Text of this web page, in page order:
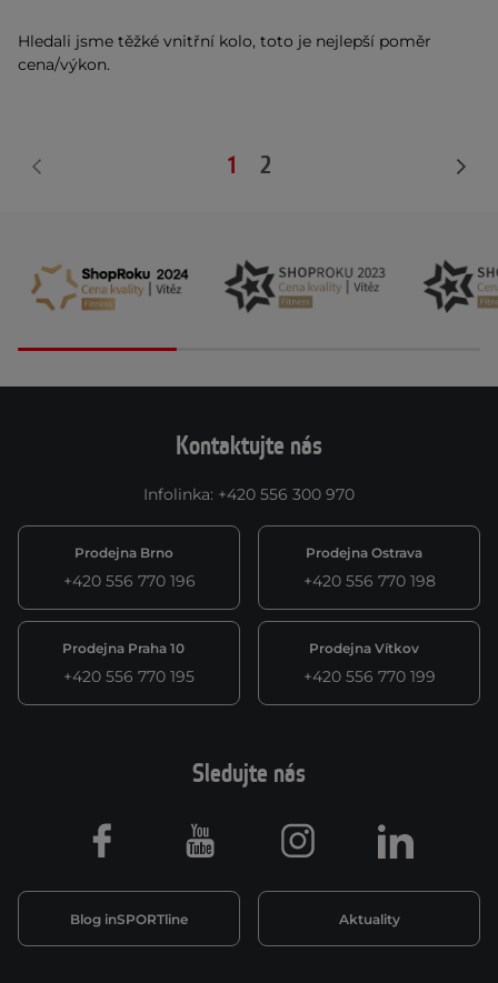
Hledali jsme těžké vnitřní kolo, toto je nejlepší poměr
cena/výkon.
1 2
Kontaktujte nás
Infolinka: +420 556 300 970
Prodejna Brno
+420 556 770 196
Prodejna Ostrava
+420 556 770 198
Prodejna Praha 10
+420 556 770 195
Prodejna Vítkov
+420 556 770 199
Sledujte nás
Blog inSPORTline Aktuality
Facebook Youtube Instagram LinkedIn